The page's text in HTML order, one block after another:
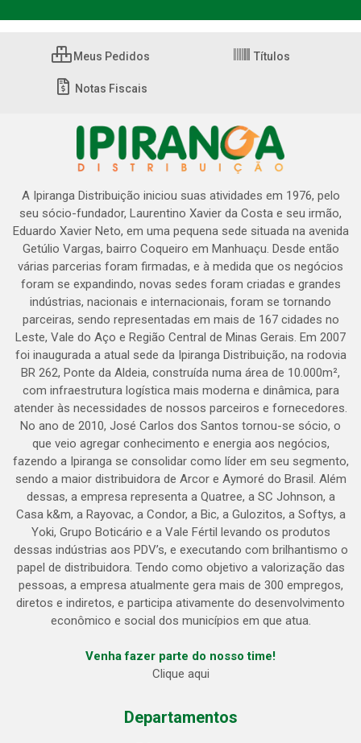
Meus Pedidos Títulos
Notas Fiscais
A Ipiranga Distribuição iniciou suas atividades em 1976, pelo
seu sócio-fundador, Laurentino Xavier da Costa e seu irmão,
Eduardo Xavier Neto, em uma pequena sede situada na avenida
Getúlio Vargas, bairro Coqueiro em Manhuaçu. Desde então
várias parcerias foram firmadas, e à medida que os negócios
foram se expandindo, novas sedes foram criadas e grandes
indústrias, nacionais e internacionais, foram se tornando
parceiras, sendo representadas em mais de 167 cidades no
Leste, Vale do Aço e Região Central de Minas Gerais. Em 2007
foi inaugurada a atual sede da Ipiranga Distribuição, na rodovia
BR 262, Ponte da Aldeia, construída numa área de 10.000m²,
com infraestrutura logística mais moderna e dinâmica, para
atender às necessidades de nossos parceiros e fornecedores.
No ano de 2010, José Carlos dos Santos tornou-se sócio, o
que veio agregar conhecimento e energia aos negócios,
fazendo a Ipiranga se consolidar como líder em seu segmento,
sendo a maior distribuidora de Arcor e Aymoré do Brasil. Além
dessas, a empresa representa a Quatree, a SC Johnson, a
Casa k&m, a Rayovac, a Condor, a Bic, a Gulozitos, a Softys, a
Yoki, Grupo Boticário e a Vale Fértil levando os produtos
dessas indústrias aos PDV’s, e executando com brilhantismo o
papel de distribuidora. Tendo como objetivo a valorização das
pessoas, a empresa atualmente gera mais de 300 empregos,
diretos e indiretos, e participa ativamente do desenvolvimento
econômico e social dos municípios em que atua.
Venha fazer parte do nosso time!
Clique aqui
Departamentos